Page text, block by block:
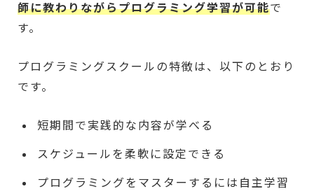
師に教わりながらプログラミング学習が可能で
す。
プログラミングスクールの特徴は、以下のとおり
です。
短期間で実践的な内容が学べる
スケジュールを柔軟に設定できる
プログラミングをマスターするには自主学習